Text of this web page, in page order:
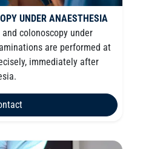
UNDER ANAESTHESIA
colonoscopy under
are performed at
immediately after